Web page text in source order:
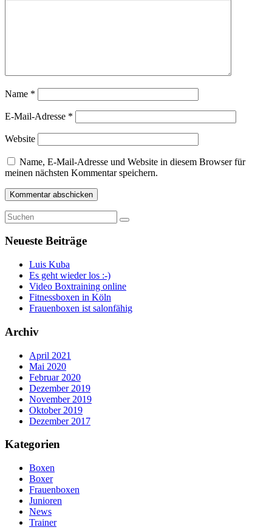
Name *
E-Mail-Adresse *
Website
Name, E-Mail-Adresse und Website in diesem Browser für
meinen nächsten Kommentar speichern.
Neueste Beiträge
Luis Kuba
Es geht wieder los :-)
Video Boxtraining online
Fitnessboxen in Köln
Frauenboxen ist salonfähig
Archiv
April 2021
Mai 2020
Februar 2020
Dezember 2019
November 2019
Oktober 2019
Dezember 2017
Kategorien
Boxen
Boxer
Frauenboxen
Junioren
News
Trainer